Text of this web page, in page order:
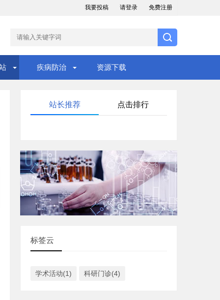
我要投稿 请登录 免费注册
疾病防治 资源下载
站长推荐 点击排行
标签云
学术活动(1) 科研门诊(4)